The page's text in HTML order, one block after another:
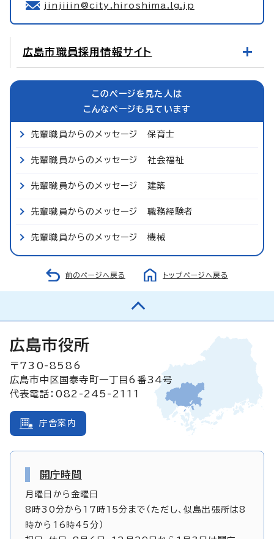
jinjiiin@city.hiroshima.lg.jp
広島市職員採用情報サイト
このページを見た人は
こんなページも見ています
先輩職員からのメッセージ 保育士
先輩職員からのメッセージ 社会福祉
先輩職員からのメッセージ 建築
先輩職員からのメッセージ 職務経験者
先輩職員からのメッセージ 機械
前のページへ戻る トップページへ戻る
広島市役所
〒730-8586
広島市中区国泰寺町一丁目6番34号
代表電話：082-245-2111
庁舎案内
開庁時間
月曜日から金曜日
8時30分から17時15分まで（ただし、似島出張所は8
時から16時45分）